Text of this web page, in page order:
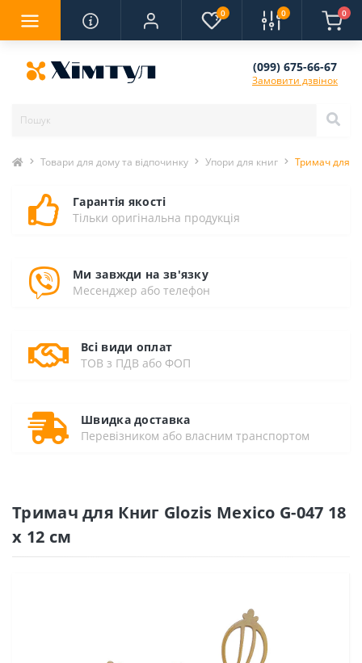
0 0 0
(099) 675-66-67
Замовити дзвінок
Товари для дому та відпочинку Упори для книг Тримач для
Гарантія якості
Тільки оригінальна продукція
Ми завжди на зв'язку
Месенджер або телефон
Всі види оплат
ТОВ з ПДВ або ФОП
Швидка доставка
Перевізником або власним транспортом
Тримач для Книг Glozis Mexico G-047 18
х 12 см